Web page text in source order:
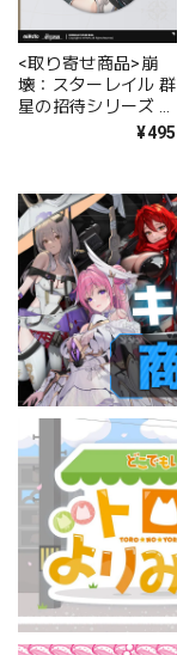
<取り寄せ商品>崩
壊：スターレイル 群
星の招待シリーズ 缶
バッジ 丹恒・飲月
¥495